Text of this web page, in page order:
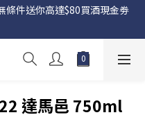
費送貨服務📦
條件送你高達$80買酒現金劵
費送貨服務📦
達馬邑 750ml